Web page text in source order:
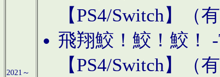
2021～
【PS4/Switch】（
飛翔鮫！鮫！鮫！
【PS4/Switch】（